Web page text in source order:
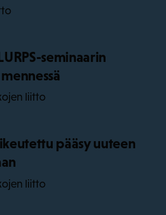
seminaarin
liitto
pääsy uuteen
liitto